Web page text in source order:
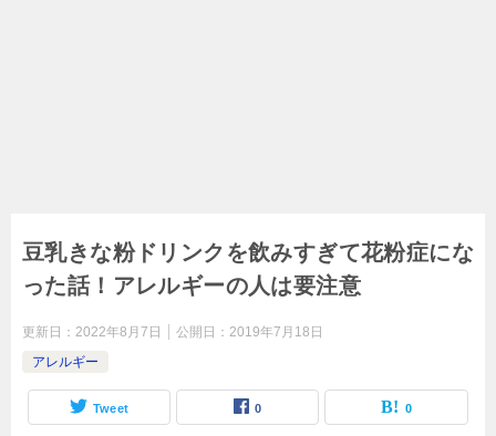
豆乳きな粉ドリンクを飲みすぎて花粉症にな
った話！アレルギーの人は要注意
更新日： 2022年8月7日 公開日： 2019年7月18日
アレルギー
Tweet 0 0